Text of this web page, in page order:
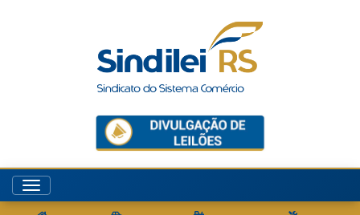
Menu